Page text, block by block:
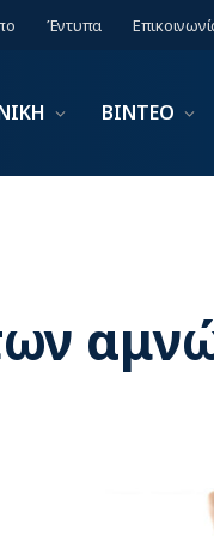
Έντυπα
ΒΙΝΤΕΟ